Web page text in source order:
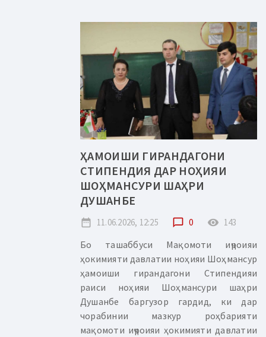
ҲАМОИШИ ГИРАНДАГОНИ
СТИПЕНДИЯ ДАР НОҲИЯИ
ШОҲМАНСУРИ ШАҲРИ
ДУШАНБЕ
date_range 11.06.2026, 12:25 chat_bubble_outline 0 remove_red_eye 143
Бо ташаббуси Мақомоти иҷроияи
ҳокимияти давлатии ноҳияи Шоҳмансур
ҳамоиши гирандагони Стипендияи
раиси ноҳияи Шоҳмансури шаҳри
Душанбе баргузор гардид, ки дар
чорабинии мазкур роҳбарияти
мақомоти иҷроияи ҳокимияти давлатии